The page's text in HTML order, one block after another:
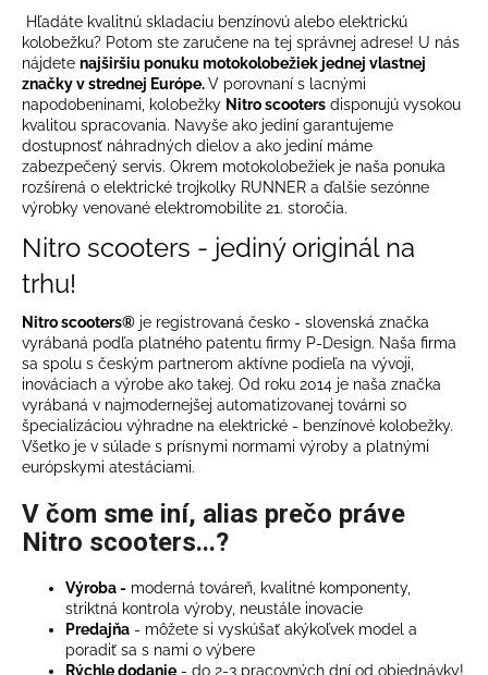
Hľadáte kvalitnú skladaciu benzínovú alebo elektrickú
kolobežku? Potom ste zaručene na tej správnej adrese! U nás
nájdete najširšiu ponuku motokolobežiek jednej vlastnej
značky v strednej Európe.V porovnaní s lacnými
napodobeninami, kolobežky Nitro scooters disponujú vysokou
kvalitou spracovania. Navyše ako jediní garantujeme
dostupnosť náhradných dielov a ako jediní máme
zabezpečený servis. Okrem motokolobežiek je naša ponuka
rozšírená o elektrické trojkolky RUNNER a ďalšie sezónne
výrobky venované elektromobilite 21. storočia.
Nitro scooters - jediný originál na
trhu!
Nitro scooters® je registrovaná česko - slovenská značka
vyrábaná podľa platného patentu firmy P-Design. Naša firma
sa spolu s českým partnerom aktívne podieľa na vývoji,
inováciach a výrobe ako takej. Od roku 2014 je naša značka
vyrábaná v najmodernejšej automatizovanej továrni so
špecializáciou výhradne na elektrické - benzínové kolobežky.
Všetko je v súlade s prísnymi normami výroby a platnými
európskymi atestáciami.
V čom sme iní, alias prečo práve
Nitro scooters...?
Výroba - moderná továreň, kvalitné komponenty,
striktná kontrola výroby, neustále inovacie
Predajňa - môžete si vyskúšať akýkoľvek model a
poradiť sa s nami o výbere
Rýchle dodanie - do 2-3 pracovných dní od objednávky!